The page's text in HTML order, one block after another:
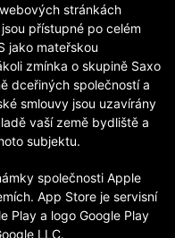
stránkách
přístupné po celém
jako mateřskou
zmínka o skupině Saxo
dceřiných společností a
smlouvy jsou uzavírány
vaší země bydliště a
subjektu.
společnosti Apple
App Store je servisní
Play a logo Google Play
LLC.